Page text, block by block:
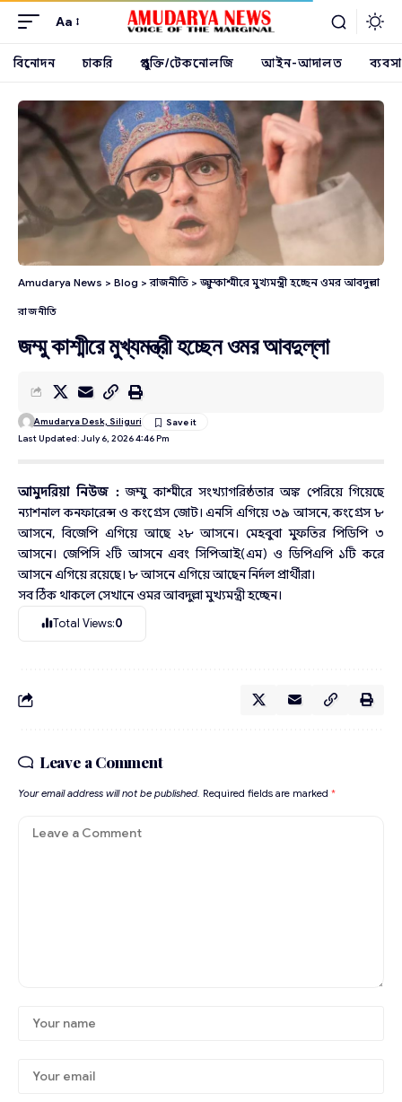
Aa
বিনোদন চাকরি প্রযুক্তি/টেকনোলজি আইন-আদালত ব্যবসা
Amudarya News > Blog >রাজনীতি >জম্মু কাশ্মীরে মুখ্যমন্ত্রী হচ্ছেন ওমর আবদুল্লা
রাজনীতি
জম্মু কাশ্মীরে মুখ্যমন্ত্রী হচ্ছেন ওমর আবদুল্লা
Last Updated: July 6, 2026 4:46 Pm
Amudarya Desk, Siliguri
আমুদরিয়া নিউজ :জম্মু কাশ্মীরে সংখ্যাগরিষ্ঠতার অঙ্ক পেরিয়ে গিয়েছে
ন্যাশনাল কনফারেন্স ও কংগ্রেস জোট। এনসি এগিয়ে ৩৯ আসনে, কংগ্রেস ৮
আসনে, বিজেপি এগিয়ে আছে ২৮ আসনে। মেহবুবা মুফতির পিডিপি ৩
আসনে। জেপিসি ২টি আসনে এবং সিপিআই(এম) ও ডিপিএপি ১টি করে
আসনে এগিয়ে রয়েছে। ৮ আসনে এগিয়ে আছেন নির্দল প্রার্থীরা।
সব ঠিক থাকলে সেখানে ওমর আবদুল্লা মুখ্যমন্ত্রী হচ্ছেন।
Total Views:0
Leave a Comment
Your email address will not be published. Required fields are marked *